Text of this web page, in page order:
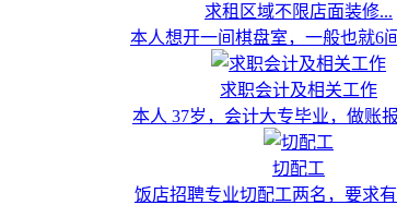
求租区域不限店面装修...
本人想开一间棋盘室，一般也就6
求职会计及相关工作
本人 37岁，会计大专毕业，做账
切配工
饭店招聘专业切配工两名，要求